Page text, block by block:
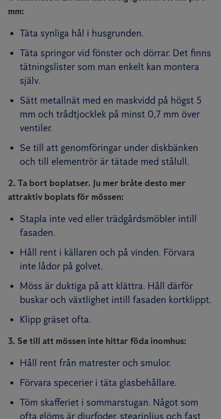
mm:
Täta synliga hål i husgrunden.
Täta springor vid fönster och dörrar. Det finns
tätningslister som man enkelt kan montera
själv.
Sätt metallnät med en maskvidd på högst 5
mm och trådtjocklek på minst 0,7 mm över
ventiler.
Se till att genomföringar under diskbänken
och till elementrör är tätade med stålull.
2. Ta bort boplatser. Ju mer bråte desto mer
attraktiv boplats för mössen:
Stapla inte ved eller trädgårdsmöbler intill
fasaden.
Håll rent i källaren och på vinden. Förvara
inte lådor på golvet.
Möss är duktiga på att klättra. Håll därför
buskar och växtlighet intill fasaden kortklippt.
Klipp gräset ofta.
3. Se till att mössen inte hittar föda inomhus:
Håll rent från matrester och smulor.
Förvara specerier i täta glasbehållare.
Töm skafferiet i sommarstugan. Något som
ofta glöms är djurfoder, stearinljus och fast